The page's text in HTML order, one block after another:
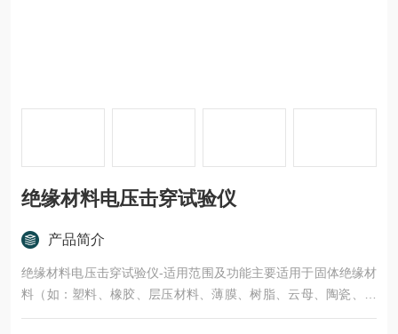
绝缘材料电压击穿试验仪
产品简介
绝缘材料电压击穿试验仪-适用范围及功能主要适用于固体绝缘材
料（如：塑料、橡胶、层压材料、薄膜、树脂、云母、陶瓷、玻
璃、绝缘漆等绝缘材料及绝缘件）在工频电压或直流电压下击穿